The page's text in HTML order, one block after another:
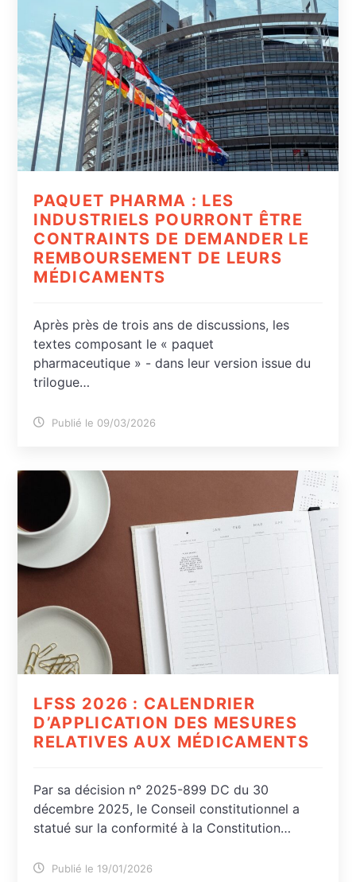
PAQUET PHARMA : LES
INDUSTRIELS POURRONT ÊTRE
CONTRAINTS DE DEMANDER LE
REMBOURSEMENT DE LEURS
MÉDICAMENTS
Après près de trois ans de discussions, les
textes composant le « paquet
pharmaceutique » - dans leur version issue du
trilogue…
Publié le 09/03/2026
LFSS 2026 : CALENDRIER
D’APPLICATION DES MESURES
RELATIVES AUX MÉDICAMENTS
Par sa décision n° 2025-899 DC du 30
décembre 2025, le Conseil constitutionnel a
statué sur la conformité à la Constitution…
Publié le 19/01/2026